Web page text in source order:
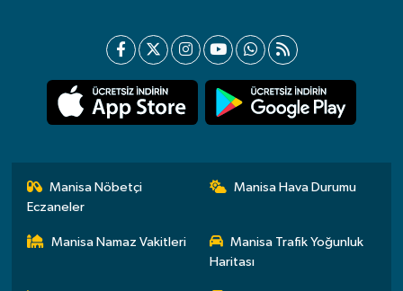
Manisa Nöbetçi
Eczaneler
Manisa Hava Durumu
Manisa Namaz Vakitleri
Manisa Trafik Yoğunluk
Haritası